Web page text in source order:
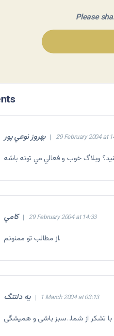
Please
بهروز نوعي پور 29 February 2004 at
وبلاگ خوب و فعالي مي تونه باشه
كامي 29 February 2004 at 14:33
از مطالب تو ممنونم.
یه دلتنگ 1 March 2004 at 03:13